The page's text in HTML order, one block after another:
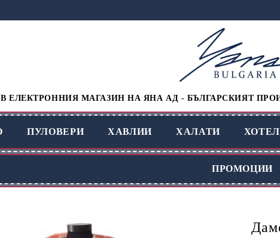
ЕЛЕКТРОННИЯ МАГАЗИН НА ЯНА АД - БЪЛГАРСКИЯТ
ПУЛОВЕРИ ХАВЛИИ ХАЛАТИ
ПРОМОЦИИ